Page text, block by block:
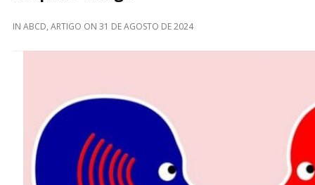
IN ABCD, ARTIGO ON 31 DE AGOSTO DE 2024